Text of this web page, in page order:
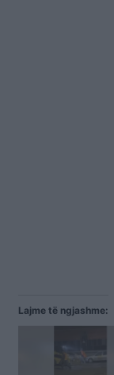
Lajme të ngjashme: